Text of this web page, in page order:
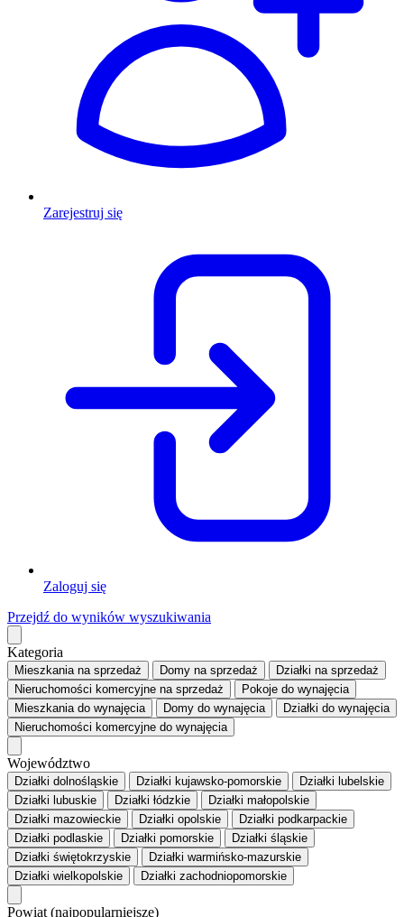
Zarejestruj się
Zaloguj się
Przejdź do wyników wyszukiwania
Kategoria
Mieszkaniana sprzedaż Domy na sprzedaż Działki na sprzedaż
Nieruchomości komercyjne na sprzedaż Pokoje do wynajęcia
Mieszkaniado wynajęcia Domy do wynajęcia Działki do wynajęcia
Nieruchomości komercyjne do wynajęcia
Województwo
Działki dolnośląskie Działki kujawsko-pomorskie
Działki lubelskie
Działki lubuskie
Działki łódzkie
Działki małopolskie
Działki mazowieckie
Działki opolskie
Działki podkarpackie
Działki podlaskie
Działki pomorskie
Działki śląskie
Działki świętokrzyskie
Działki warmińsko-mazurskie
Działki wielkopolskie
Działki zachodniopomorskie
Powiat (najpopularniejsze)